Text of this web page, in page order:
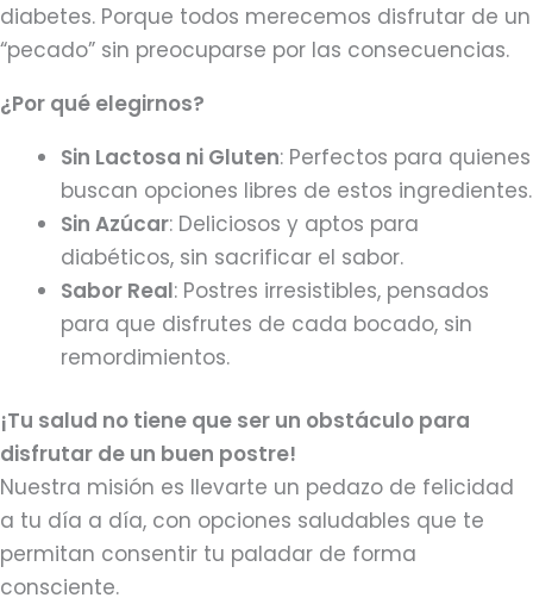
diabetes. Porque todos merecemos disfrutar de un
“pecado” sin preocuparse por las consecuencias.
¿Por qué elegirnos?
Sin Lactosa ni Gluten: Perfectos para quienes
buscan opciones libres de estos ingredientes.
Sin Azúcar: Deliciosos y aptos para
diabéticos, sin sacrificar el sabor.
Sabor Real: Postres irresistibles, pensados
para que disfrutes de cada bocado, sin
remordimientos.
¡Tu salud no tiene que ser un obstáculo para
disfrutar de un buen postre!
Nuestra misión es llevarte un pedazo de felicidad
a tu día a día, con opciones saludables que te
permitan consentir tu paladar de forma
consciente.